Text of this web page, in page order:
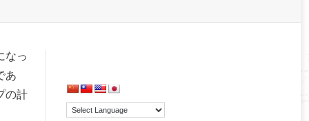
なっ
あ
の計